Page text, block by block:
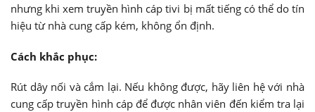
nhưng khi xem truyền hình cáp tivi bị mất tiếng có thể do tín
hiệu từ nhà cung cấp kém, không ổn định.
Cách khắc phục:
Rút dây nối và cắm lại. Nếu không được, hãy liên hệ với nhà
cung cấp truyền hình cáp để được nhân viên đến kiểm tra lại